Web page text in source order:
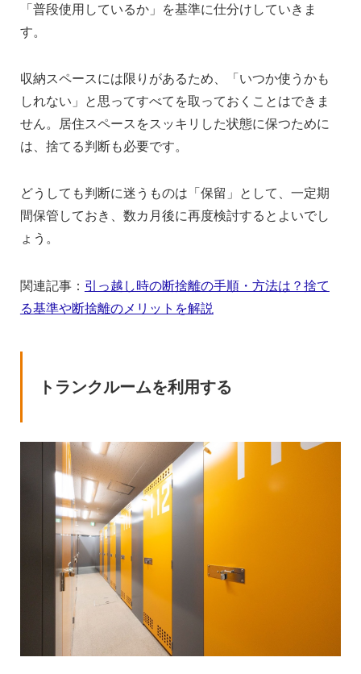
「普段使用しているか」を基準に仕分けしていきま
す。
収納スペースには限りがあるため、「いつか使うかも
しれない」と思ってすべてを取っておくことはできま
せん。居住スペースをスッキリした状態に保つために
は、捨てる判断も必要です。
どうしても判断に迷うものは「保留」として、一定期
間保管しておき、数カ月後に再度検討するとよいでし
ょう。
関連記事： 引っ越し時の断捨離の手順・方法は？捨て
る基準や断捨離のメリットを解説
トランクルームを利用する